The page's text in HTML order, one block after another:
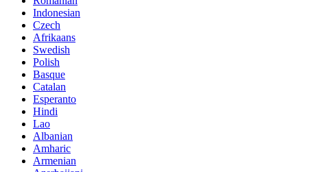
Indonesian
Czech
Afrikaans
Swedish
Polish
Basque
Catalan
Esperanto
Hindi
Lao
Albanian
Amharic
Armenian